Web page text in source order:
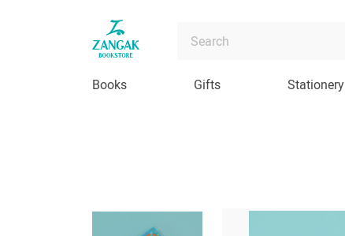
Books Gifts Stationery